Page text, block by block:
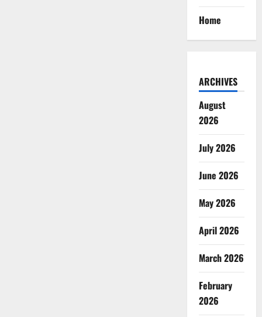
Home
ARCHIVES
August
2026
July 2026
June 2026
May 2026
April 2026
March 2026
February
2026